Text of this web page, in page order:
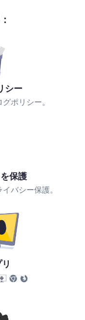
シー
ポリシー。
保護
バシー保護。